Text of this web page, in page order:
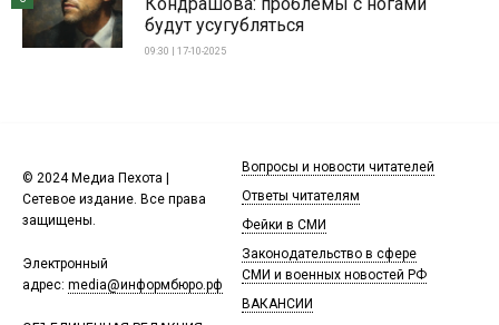
будут усугубляться
09:30 | 17-10-2025
© 2024 Медиа Пехота |
Сетевое издание. Все права
защищены.
Электронный
адрес: media@информбюро.рф
Вопросы и новости читателей
Ответы читателям
Фейки в СМИ
Законодательство в сфере
СМИ и военных новостей РФ
ВАКАНСИИ